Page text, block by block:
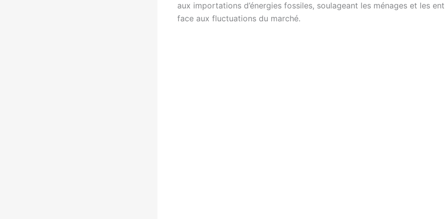
aux importations d’énergies fossiles, soulageant les ménages et les
face aux fluctuations du marché.